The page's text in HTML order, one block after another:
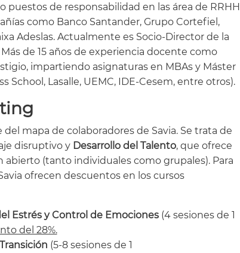
de responsabilidad en las área de RRHH
como Banco Santander, Grupo Cortefiel,
Adeslas. Actualmente es Socio-Director de la
de 15 años de experiencia docente como
impartiendo asignaturas en MBAs y Máster
School, Lasalle, UEMC, IDE-Cesem, entre otros).
mapa de colaboradores de Savia. Se trata de
disruptivo y Desarrollo del Talento, que ofrece
abierto (tanto individuales como grupales). Para
ofrecen descuentos en los cursos
Estrés y Control de Emociones (4 sesiones de 1
del 28%.
(5-8 sesiones de 1